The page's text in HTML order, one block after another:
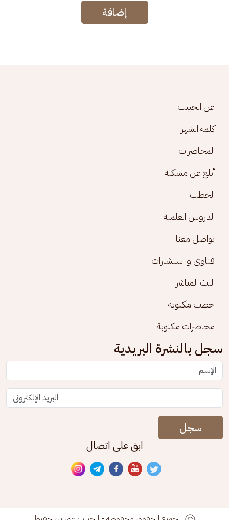
إضافة
Footer menu
عن الحبيب
كلمة الشهر
المحاضرات
أبلغ عن مشكلة
الخطب
الدروس العلمية
تواصل معنا
فتاوى و استشارات
البث المباشر
خطب مكتوبة
محاضرات مكتوبة
سجل بالنشرة البريدية
سجل
ابق على اتصال